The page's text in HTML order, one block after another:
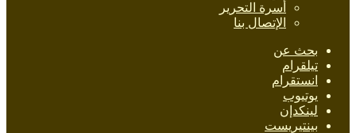
أسرة التحرير
الإتصال بنا
بحث عن
تيلقرام
انستقرام
يوتيوب
لينكدإن
بينتيريست